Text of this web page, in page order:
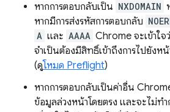
หากการตอบกลับเป็น NXDOMAIN
หากมีการส่งรหัสการตอบกลับ
A และ AAAA Chrome จะเข้าใจ
จำเป็นต้องมีสิทธิ์เข้าถึงการไปยังห
(ดูโหมด Preflight)
หากการตอบกลับเป็นค่าอื่น
ข้อมูลล่วงหน้าโดยตรง และจะไม่ทำ